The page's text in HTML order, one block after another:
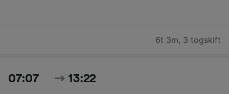
6t 3m, 3 togskift
07:07 13:22